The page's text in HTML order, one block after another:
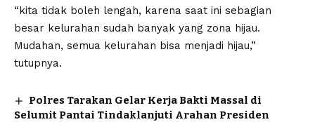
“kita tidak boleh lengah, karena saat ini sebagian
besar kelurahan sudah banyak yang zona hijau.
Mudahan, semua kelurahan bisa menjadi hijau,”
tutupnya.
Polres Tarakan Gelar Kerja Bakti Massal di
Selumit Pantai Tindaklanjuti Arahan Presiden